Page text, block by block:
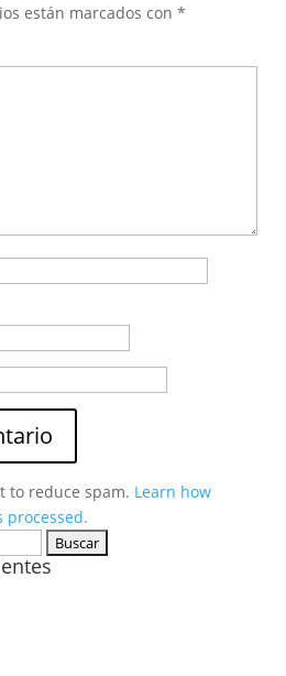
están marcados con *
to reduce spam. Learn how
processed.